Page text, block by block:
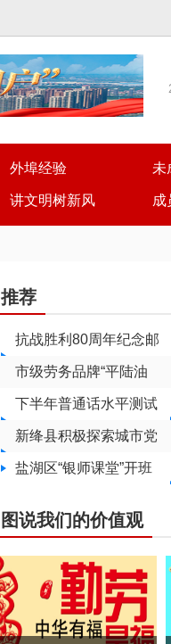
外埠经验
讲文明树新风
未
成
推荐
抗战胜利80周年纪念邮
票运城首发
市级劳务品牌“平陆油
泼面”用“一碗面”拌出金
饭碗
下半年普通话水平测试
9月8日开始网上报名
新绛县积极探索城市党
建新路径
盐湖区“银师课堂”开班
图说我们的价值观